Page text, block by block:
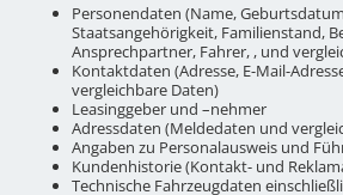
Personendaten (Name,
Staatsangehörigkeit, Familienstand,
Ansprechpartner, Fahrer, , und
Kontaktdaten (Adresse, E-Mail-
vergleichbare Daten)
Leasinggeber und –nehmer
Adressdaten (Meldedaten und
Angaben zu Personalausweis und
Kundenhistorie (Kontakt- und
Technische Fahrzeugdaten